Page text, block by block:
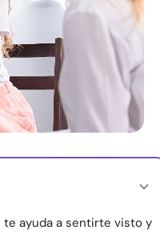
te ayuda a sentirte visto y